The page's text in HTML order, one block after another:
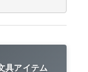
具アイテム